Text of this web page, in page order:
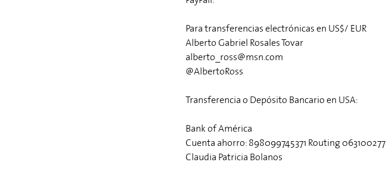
Para transferencias electrónicas en US$/ EUR
Alberto Gabriel Rosales Tovar
alberto_ross@msn.com
@AlbertoRoss
Transferencia o Depósito Bancario en USA:
Bank of América
Cuenta ahorro: 898099745371 Routing 063100277
Claudia Patricia Bolanos